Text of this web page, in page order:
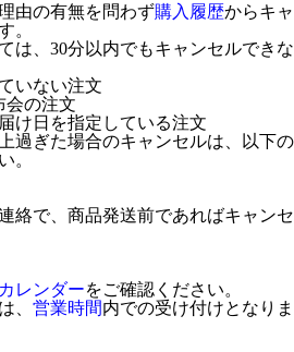
由の有無を問わず購入履歴からキャ
。
は、30分以内でもキャンセルできな
いない注文
会の注文
け日を指定している注文
過ぎた場合のキャンセルは、以下の
。
絡で、商品発送前であればキャンセ
レンダーをご確認ください。
、 営業時間内での受け付けとなりま